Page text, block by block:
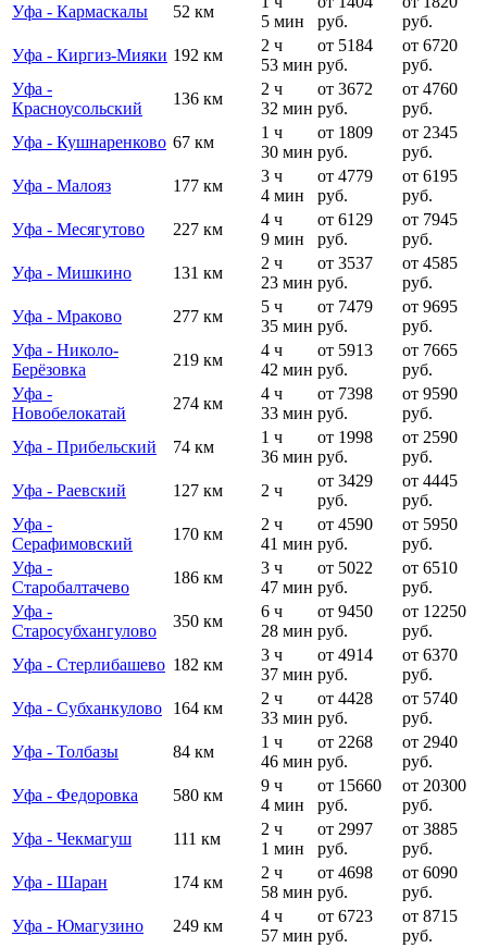
Уфа - Кармаскалы 52 км
5 мин
руб.
руб.
Уфа - Киргиз-Мияки 192 км
2 ч
53 мин
от 5184
руб.
от 6720
руб.
Уфа -
Красноусольский
136 км
2 ч
32 мин
от 3672
руб.
от 4760
руб.
Уфа - Кушнаренково 67 км
1 ч
30 мин
от 1809
руб.
от 2345
руб.
Уфа - Малояз
177 км
3 ч
4 мин
от 4779
руб.
от 6195
руб.
Уфа - Месягутово
227 км
4 ч
9 мин
от 6129
руб.
от 7945
руб.
Уфа - Мишкино
131 км
2 ч
23 мин
от 3537
руб.
от 4585
руб.
Уфа - Мраково
277 км
5 ч
35 мин
от 7479
руб.
от 9695
руб.
Уфа - Николо-
Берёзовка
219 км
4 ч
42 мин
от 5913
руб.
от 7665
руб.
Уфа -
Новобелокатай
274 км
4 ч
33 мин
от 7398
руб.
от 9590
руб.
Уфа - Прибельский
74 км
1 ч
36 мин
от 1998
руб.
от 2590
руб.
Уфа - Раевский
127 км 2 ч
от 3429
руб.
от 4445
руб.
Уфа -
Серафимовский
170 км
2 ч
41 мин
от 4590
руб.
от 5950
руб.
Уфа -
Старобалтачево
186 км
3 ч
47 мин
от 5022
руб.
от 6510
руб.
Уфа -
Старосубхангулово
350 км
6 ч
28 мин
от 9450
руб.
от 12250
руб.
Уфа - Стерлибашево 182 км
3 ч
37 мин
от 4914
руб.
от 6370
руб.
Уфа - Субханкулово
164 км
2 ч
33 мин
от 4428
руб.
от 5740
руб.
Уфа - Толбазы
84 км
1 ч
46 мин
от 2268
руб.
от 2940
руб.
Уфа - Федоровка
580 км
9 ч
4 мин
от 15660
руб.
от 20300
руб.
Уфа - Чекмагуш
111 км
2 ч
1 мин
от 2997
руб.
от 3885
руб.
Уфа - Шаран
174 км
2 ч
58 мин
от 4698
руб.
от 6090
руб.
Уфа - Юмагузино
249 км
4 ч
57 мин
от 6723
руб.
от 8715
руб.